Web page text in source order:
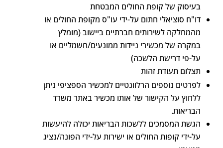
בעיסוק של קופת החולים המבטחת
דו"ח סוציאלי חתום על-ידי עו"ס מקופת החולים או
מהמחלקה לשירותים חברתיים ביישוב (מומלץ
במקרה של מכשירי ניידות ממונעים/חשמליים או
על-פי דרישת הלשכה)
תצלום תעודת זהות
לפרטים נוספים הרלוונטיים למכשיר הספציפי ניתן
ללחוץ על הקישור של אותו מכשיר באתר משרד
הבריאות.
הגשת המסמכים ללשכות הבריאות יכולה להיעשות
על-ידי קופות החולים או ישירות על-ידי הפונה/נציג